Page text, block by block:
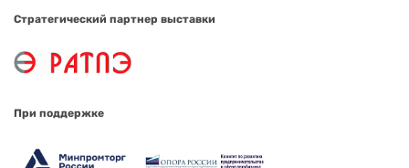
Стратегический партнер выставки
При поддержке